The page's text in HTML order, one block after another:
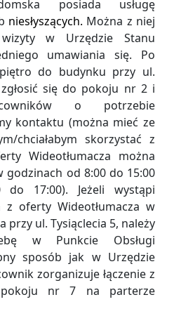
posiada usługę
niesłyszących. Można z niej
w Urzędzie Stanu
umawiania się. Po
do budynku przy ul.
się do pokoju nr 2 i
o potrzebie
kontaktu (można mieć ze
chciałabym skorzystać z
Wideotłumacza można
godzinach od 8:00 do 15:00
17:00). Jeżeli wystąpi
z oferty Wideotłumacza w
przy ul. Tysiąclecia 5, należy
w Punkcie Obsługi
sposób jak w Urzędzie
zorganizuje łączenie z
pokoju nr 7 na parterze